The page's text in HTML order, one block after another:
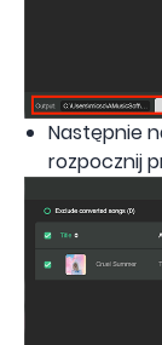
Następnie
rozpocznij